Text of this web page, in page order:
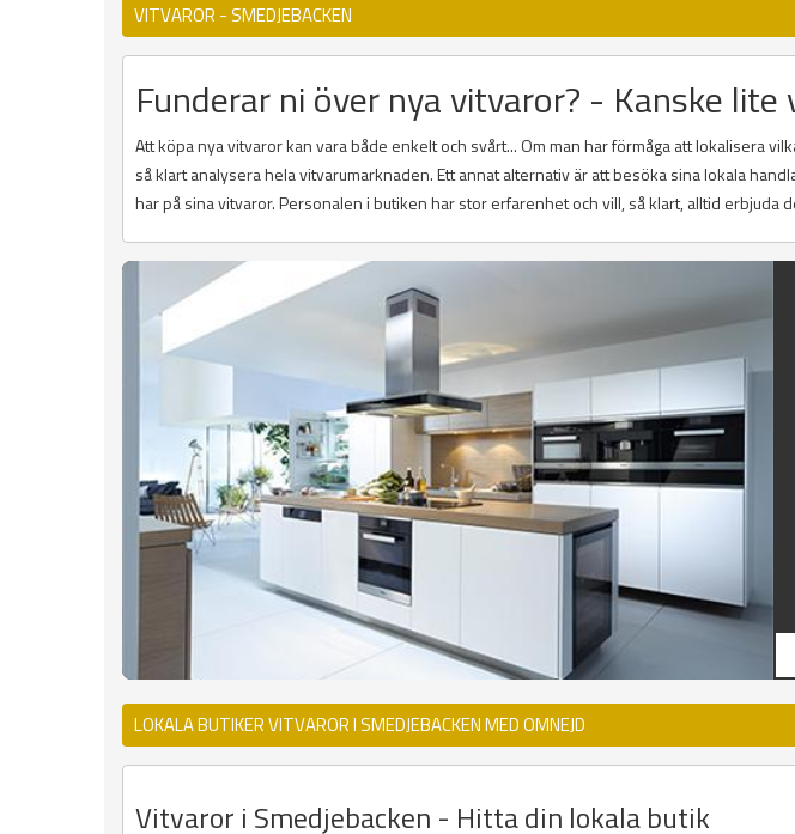
VITVAROR - SMEDJEBACKEN
Funderar ni över nya vitvaror? - Kanske lite
Att köpa nya vitvaror kan vara både enkelt och svårt... Om man har förmåga att lokalisera
så klart analysera hela vitvarumarknaden. Ett annat alternativ är att besöka sina lokala
har på sina vitvaror. Personalen i butiken har stor erfarenhet och vill, så klart, alltid erbjuda
LOKALA BUTIKER VITVAROR I SMEDJEBACKEN MED OMNEJD
Vitvaror i Smedjebacken - Hitta din lokala butik